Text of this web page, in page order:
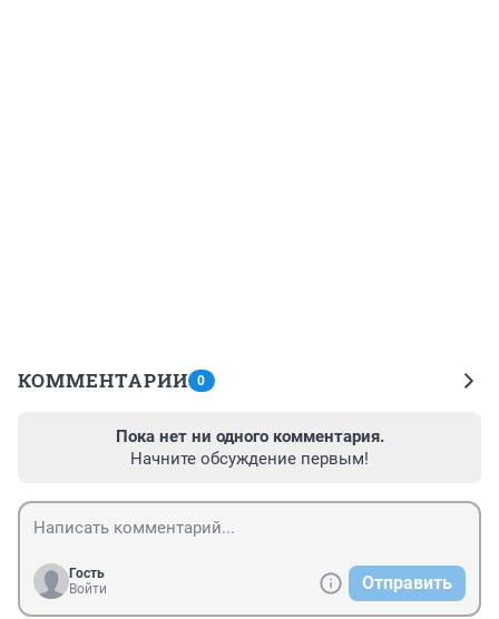
КОММЕНТАРИИ 0
Пока нет ни одного комментария.
Начните обсуждение первым!
Гость
Войти
Отправить